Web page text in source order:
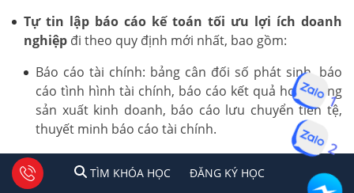
Tự tin lập báo cáo kế toán tối ưu lợi ích doanh
nghiệp đi theo quy định mới nhất, bao gồm:
Báo cáo tài chính: bảng cân đối số phát sinh, báo
cáo tình hình tài chính, báo cáo kết quả hoạt động
sản xuất kinh doanh, báo cáo lưu chuyển tiền tệ,
thuyết minh báo cáo tài chính.
Báo cáo thuế: Tờ khai thuế GTGT, TNCN, TNDN
theo quy định hiện hành
TÌM KHÓA HỌC ĐĂNG KÍ HỌC
1 2 Tư vấn facebook
TÌM KHÓA HỌC ĐĂNG KÝ HỌC
1
2